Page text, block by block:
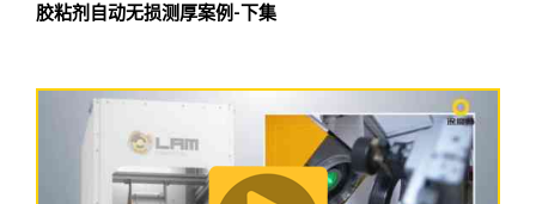
胶粘剂自动无损测厚案例-下集